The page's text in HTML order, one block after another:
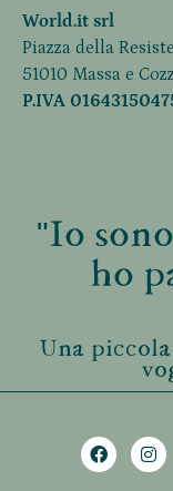
World.it srl
Piazza della
51010 Massa e
P.IVA
"Io
ho
Una